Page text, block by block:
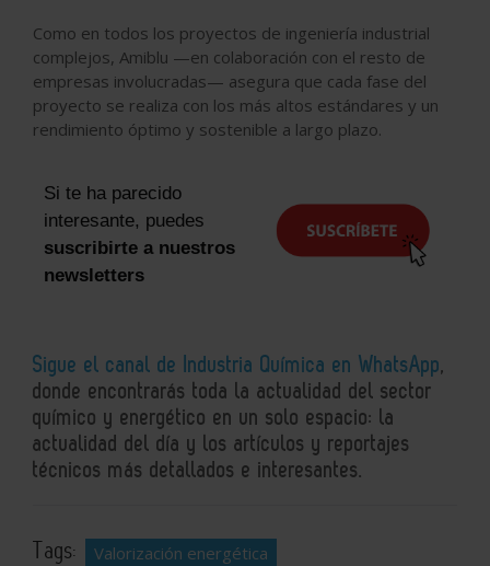
Como en todos los proyectos de ingeniería industrial
complejos, Amiblu —en colaboración con el resto de
empresas involucradas— asegura que cada fase del
proyecto se realiza con los más altos estándares y un
rendimiento óptimo y sostenible a largo plazo.
Si te ha parecido
interesante, puedes
suscribirte a nuestros
newsletters
Sigue el canal de Industria Química en WhatsApp,
donde encontrarás toda la actualidad del sector
químico y energético en un solo espacio: la
actualidad del día y los artículos y reportajes
técnicos más detallados e interesantes.
Tags:
Valorización energética